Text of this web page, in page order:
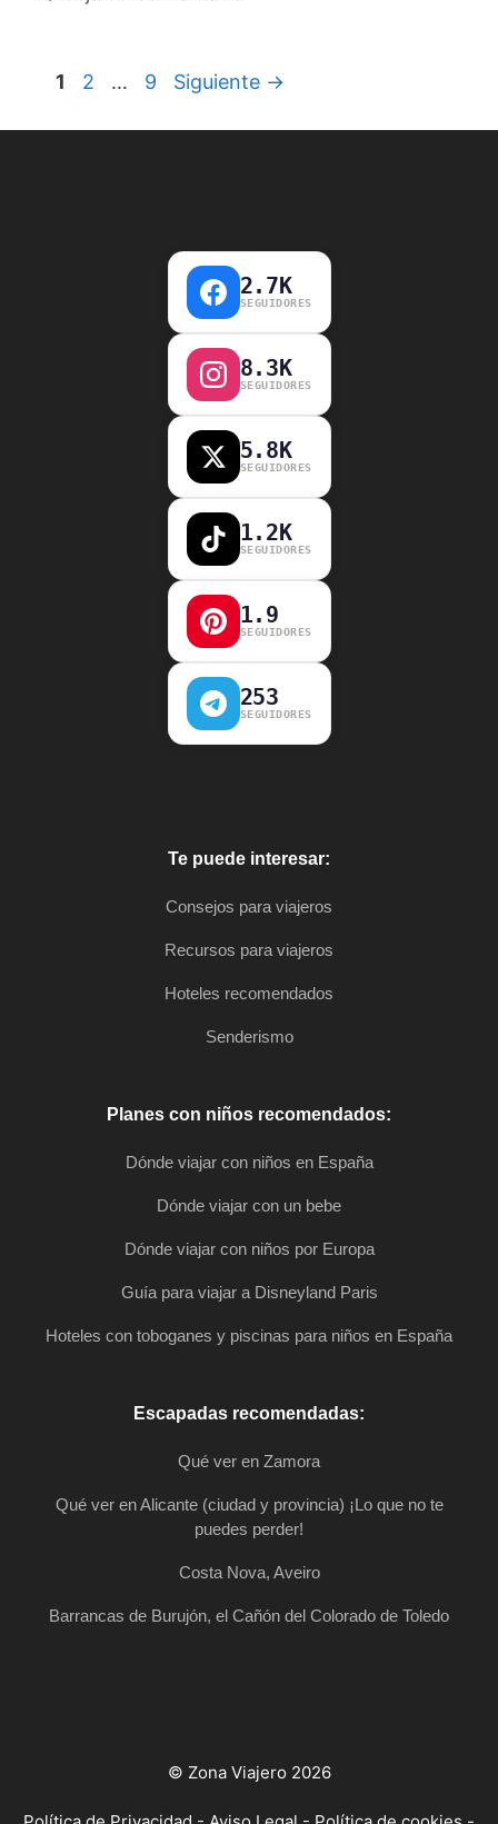
Página
1 Página
2 … Página
9 Siguiente →
2.7K
SEGUIDORES
8.3K
SEGUIDORES
5.8K
SEGUIDORES
1.2K
SEGUIDORES
1.9
SEGUIDORES
253
SEGUIDORES
Te puede interesar:
Consejos para viajeros
Recursos para viajeros
Hoteles recomendados
Senderismo
Planes con niños recomendados:
Dónde viajar con niños en España
Dónde viajar con un bebe
Dónde viajar con niños por Europa
Guía para viajar a Disneyland Paris
Hoteles con toboganes y piscinas para niños en España
Escapadas recomendadas:
Qué ver en Zamora
Qué ver en Alicante (ciudad y provincia) ¡Lo que no te
puedes perder!
Costa Nova, Aveiro
Barrancas de Burujón, el Cañón del Colorado de Toledo
© Zona Viajero 2026